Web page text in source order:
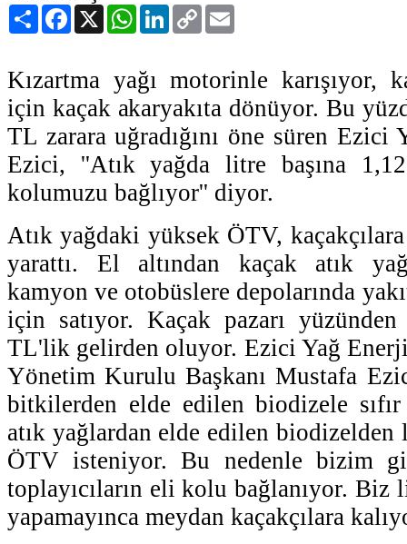
PaylaşFacebook
X WhatsAppLinkedIn
Copy
Link
Kızartma yağı motorinle karışıyor,
için kaçak akaryakıta dönüyor. Bu
TL zarara uğradığını öne süren Ezici
Ezici, ''Atık yağda litre başına
kolumuzu bağlıyor'' diyor.
Atık yağdaki yüksek ÖTV,
yarattı. El altından kaçak atık
kamyon ve otobüslere depolarında
için satıyor. Kaçak pazarı
TL'lik gelirden oluyor. Ezici Yağ
Yönetim Kurulu Başkanı Mustafa
bitkilerden elde edilen biodizele
atık yağlardan elde edilen biodizelden
ÖTV isteniyor. Bu nedenle bizim
toplayıcıların eli kolu bağlanıyor. Biz
yapamayınca meydan kaçakçılara